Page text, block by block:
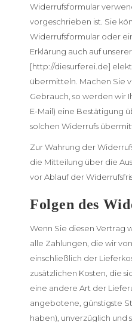
Widerrufsformular
vorgeschrieben ist. Sie
Widerrufsformular oder
Erklärung auch auf
[http://diesurferei.de]
übermitteln. Machen Sie
Gebrauch, so werden wir
E-Mail) eine Bestätigung
solchen Widerrufs
Zur Wahrung der
die Mitteilung über die
vor Ablauf der
Folgen des
Wenn Sie diesen Vertrag
alle Zahlungen, die wir
einschließlich der
zusätzlichen Kosten, die
eine andere Art der
angebotene, günstigste
haben), unverzüglich und